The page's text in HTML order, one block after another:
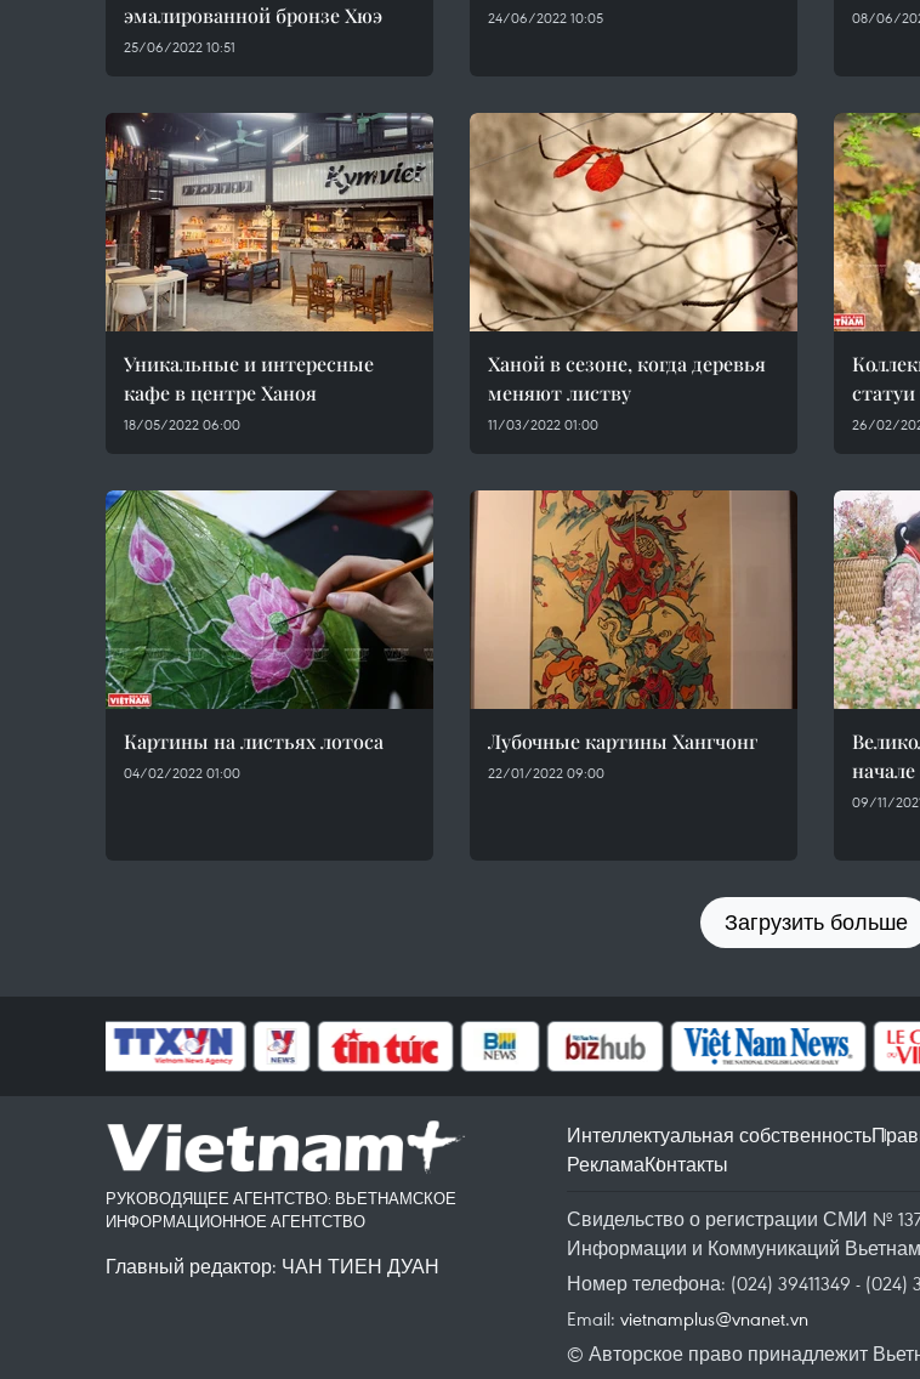
эмалированной бронзе Хюэ
25/06/2022 10:51
24/06/2022 10:05 08/06/
Уникальные и интересные
кафе в центре Ханоя
18/05/2022 06:00
Ханой в сезоне, когда деревья
меняют листву
11/03/2022 01:00 26/02/
Картины на листьях лотоса
04/02/2022 01:00
Лубочные картины Хангчонг
22/01/2022 09:00
09/11/
Загрузить больше
РУКОВОДЯЩЕЕ АГЕНТСТВО: ВЬЕТНАМСКОЕ
ИНФОРМАЦИОННОЕ АГЕНТСТВО
Главный редактор: ЧАН ТИЕН ДУАН
Интеллектуальная собственность
РекламаКонтакты
Свидельство о регистрации СМИ №
Информации и Коммуникаций
Номер телефона: (024) 39411349 - (024)
Email: vietnamplus@vnanet.vn
© Авторское право принадлежит